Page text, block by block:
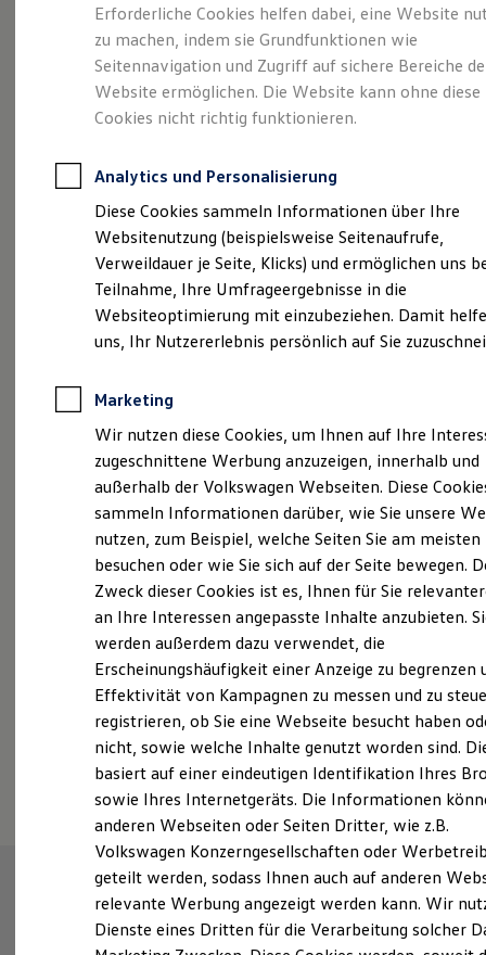
Leasing
Leasing-Angebote
Gebrauchtwagen Leasing
Junge Gebrauchtwagen-Leasing
Elektroauto Leasing
Kleinwagen-Leasing
Leasing ohne Anzahlung
Autokredit mit Schlussrate
Versicherungen und Garantien
Kfz-Versicherung
Restschuldversicherungen
Garantien
Wartungsverträge
Geschäftskunden
Professional Class bei Volkswagen
Großkunden
Behörden
Anpfiff zum Gewinn
Elektroautos
ID. Tutorials
Elektrofahrzeugkonzepte
Reichweite
Reichweite der ID. Modelle
Reichweite im Winter
Laden
Laden unterwegs
Laden Zuhause
Ladezeitensimulator
Batterie
Sicherheit
Garantie und Lebensdauer
Nachhaltigkeit
Technologie
Kosten und Kauf
Verbrauchskosten
Kaufoptionen
E-Auto-Förderung
Software und Konnektivität
Die ID. Software 6
ID. Software Versionen und Updates
Digitale Extras
Schnittstellen zu Ihrem ID.
Größer. Entspannter.
Reichweiter. Der ID.7.
Probefahrt vereinbaren
Fahrzeugangebot anfordern
Serviceanfrage stellen
Erforderliche Cookies helfen dabei, eine Website
zu machen, indem sie Grundfunktionen wie
Seitennavigation und Zugriff auf sichere Bereiche
Website ermöglichen. Die Website kann ohne diese
Cookies nicht richtig funktionieren.
Analytics und Personalisierung
Diese Cookies sammeln Informationen über Ihre
Websitenutzung (beispielsweise Seitenaufrufe,
Verweildauer je Seite, Klicks) und ermöglichen uns
Teilnahme, Ihre Umfrageergebnisse in die
Websiteoptimierung mit einzubeziehen. Damit
uns, Ihr Nutzererlebnis persönlich auf Sie
Marketing
Wir nutzen diese Cookies, um Ihnen auf Ihre
zugeschnittene Werbung anzuzeigen, innerhalb und
außerhalb der Volkswagen Webseiten. Diese
sammeln Informationen darüber, wie Sie unsere
nutzen, zum Beispiel, welche Seiten Sie am meisten
besuchen oder wie Sie sich auf der Seite bewegen.
Zweck dieser Cookies ist es, Ihnen für Sie
an Ihre Interessen angepasste Inhalte anzubieten.
werden außerdem dazu verwendet, die
Erscheinungshäufigkeit einer Anzeige zu begrenzen
Effektivität von Kampagnen zu messen und zu
registrieren, ob Sie eine Webseite besucht haben
nicht, sowie welche Inhalte genutzt worden sind.
basiert auf einer eindeutigen Identifikation Ihres
sowie Ihres Internetgeräts. Die Informationen
anderen Webseiten oder Seiten Dritter, wie z.B.
Volkswagen Konzerngesellschaften oder
geteilt werden, sodass Ihnen auch auf anderen
relevante Werbung angezeigt werden kann. Wir
Dienste eines Dritten für die Verarbeitung solcher